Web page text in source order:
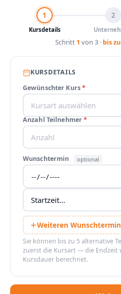
1
Kursdetails
2
Schritt 1 von 3 · bis
KURSDETAILS
Gewünschter Kurs*
Anzahl Teilnehmer*
Wunschtermin optional
Weiteren
Sie können bis zu 5 alternative
zuerst die Kursart — die
Kursdauer berechnet.